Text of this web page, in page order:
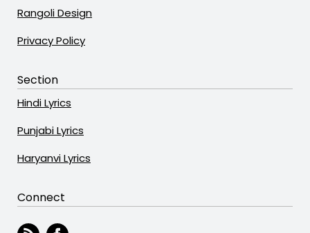
Rangoli Design
Privacy Policy
Section
Hindi Lyrics
Punjabi Lyrics
Haryanvi Lyrics
Connect